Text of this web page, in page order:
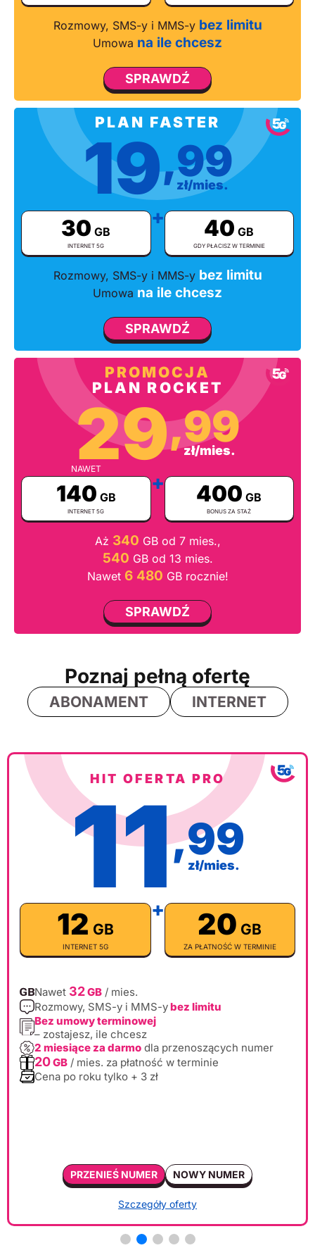
Rozmowy, SMS-y i MMS-y bez limitu
Umowa na ile chcesz
SPRAWDŹ
PLAN FASTER
19,99
zł/mies.
30 GB
INTERNET 5G
+ 40 GB
GDY PŁACISZ W TERMINIE
Rozmowy, SMS-y i MMS-y bez limitu
Umowa na ile chcesz
SPRAWDŹ
PROMOCJA
PLAN ROCKET
29,99
zł/mies.
NAWET
140 GB
INTERNET 5G
+ 400 GB
BONUS ZA STAŻ
Aż 340 GB od 7 mies.,
540 GB od 13 mies.
Nawet 6 480 GB rocznie!
SPRAWDŹ
Poznaj pełną ofertę
ABONAMENT INTERNET
HIT OFERTA PRO
11,99
zł/mies.
12 GB
INTERNET 5G
+ 20 GB
ZA PŁATNOŚĆ W TERMINIE
Nawet 32GB / mies.
Rozmowy, SMS-y i MMS-ybez limitu
Bez umowy terminowej
– zostajesz, ile chcesz
2 miesiące za darmo dla przenoszących numer
20GB / mies. za płatność w terminie
Cena po roku tylko + 3 zł
PRZENIEŚ NUMER NOWY NUMER
Szczegóły oferty